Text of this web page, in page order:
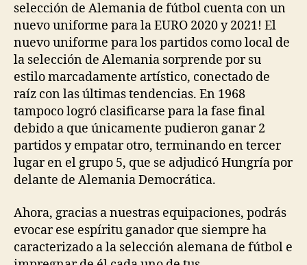
selección de Alemania de fútbol cuenta con un
nuevo uniforme para la EURO 2020 y 2021! El
nuevo uniforme para los partidos como local de
la selección de Alemania sorprende por su
estilo marcadamente artístico, conectado de
raíz con las últimas tendencias. En 1968
tampoco logró clasificarse para la fase final
debido a que únicamente pudieron ganar 2
partidos y empatar otro, terminando en tercer
lugar en el grupo 5, que se adjudicó Hungría por
delante de Alemania Democrática.
Ahora, gracias a nuestras equipaciones, podrás
evocar ese espíritu ganador que siempre ha
caracterizado a la selección alemana de fútbol e